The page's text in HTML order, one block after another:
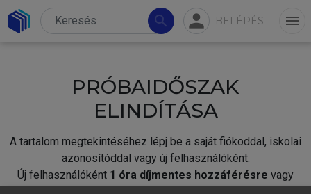
search person BELÉPÉS menu
PRÓBAIDŐSZAK
ELINDÍTÁSA
A tartalom megtekintéséhez lépj be a saját fiókoddal, iskolai
azonosítóddal vagy új felhasználóként.
Új felhasználóként 1 óra díjmentes hozzáférésre vagy